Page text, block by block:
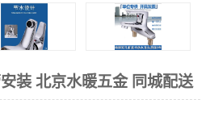
装 北京水暖五金 同城配送